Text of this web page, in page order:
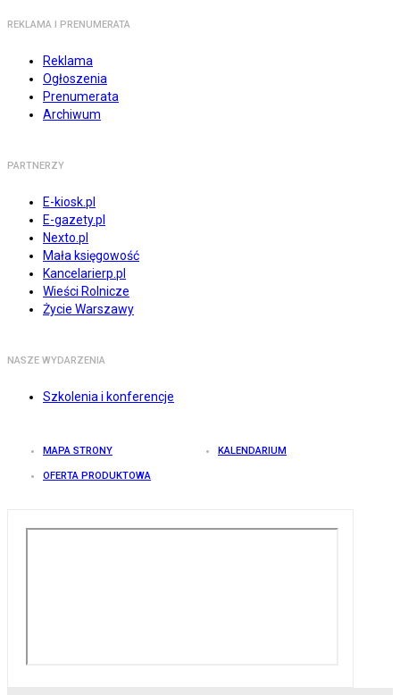
REKLAMA I PRENUMERATA
Reklama
Ogłoszenia
Prenumerata
Archiwum
PARTNERZY
E-kiosk.pl
E-gazety.pl
Nexto.pl
Mała księgowość
Kancelarierp.pl
Wieści Rolnicze
Życie Warszawy
NASZE WYDARZENIA
Szkolenia i konferencje
MAPA STRONY KALENDARIUM
OFERTA PRODUKTOWA